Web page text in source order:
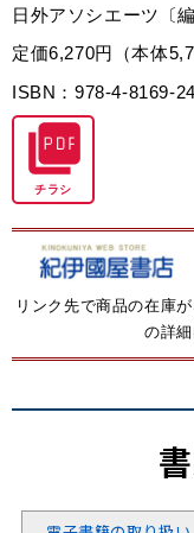
日外アソシエーツ
定価6,270円（本体
ISBN：978-4-8169-
チラシ
リンク先で商品の在庫が
の詳